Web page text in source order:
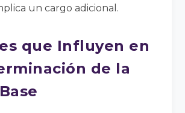
un cargo adicional.
que Influyen en
de la